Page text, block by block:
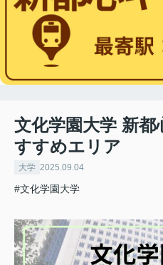
文化学園大学 新
すすめエリア
大学 2025.09.04
#文化学園大学